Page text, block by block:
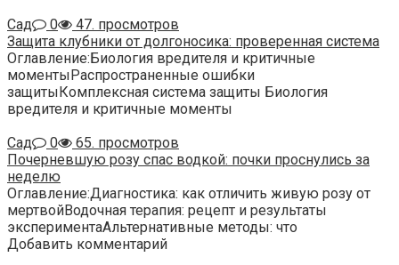
Сад
0
47. просмотров
Защита клубники от долгоносика: проверенная система
Оглавление:Биология вредителя и критичные
моментыРаспространенные ошибки
защитыКомплексная система защиты Биология
вредителя и критичные моменты
Сад
0
65. просмотров
Почерневшую розу спас водкой: почки проснулись за
неделю
Оглавление:Диагностика: как отличить живую розу от
мертвойВодочная терапия: рецепт и результаты
экспериментаАльтернативные методы: что
Добавить комментарий